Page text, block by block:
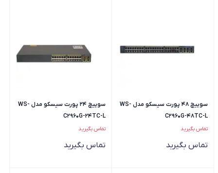
سوییچ 48 پورت سیسکو مدل WS-
C2960G-48TC-L
تماس بگیرید
تماس بگیرید
سوییچ 24 پورت سیسکو مدل WS-
C2960G-24TC-L
تماس بگیرید
تماس بگیرید